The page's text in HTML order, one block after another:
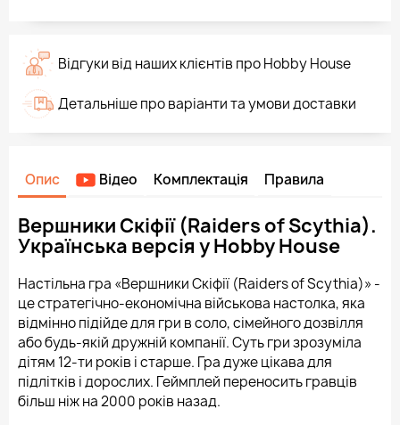
Відгуки від наших клієнтів про Hobby House
Детальніше про варіанти та умови доставки
Опис Відео Комплектація Правила
Вершники Скіфії (Raiders of Scythia).
Українська версія у Hobby House
Настільна гра «Вершники Скіфії (Raiders of Scythia)» -
це стратегічно-економічна військова настолка, яка
відмінно підійде для гри в соло, сімейного дозвілля
або будь-якій дружній компанії. Суть гри зрозуміла
дітям 12-ти років і старше. Гра дуже цікава для
підлітків і дорослих. Геймплей переносить гравців
більш ніж на 2000 років назад.